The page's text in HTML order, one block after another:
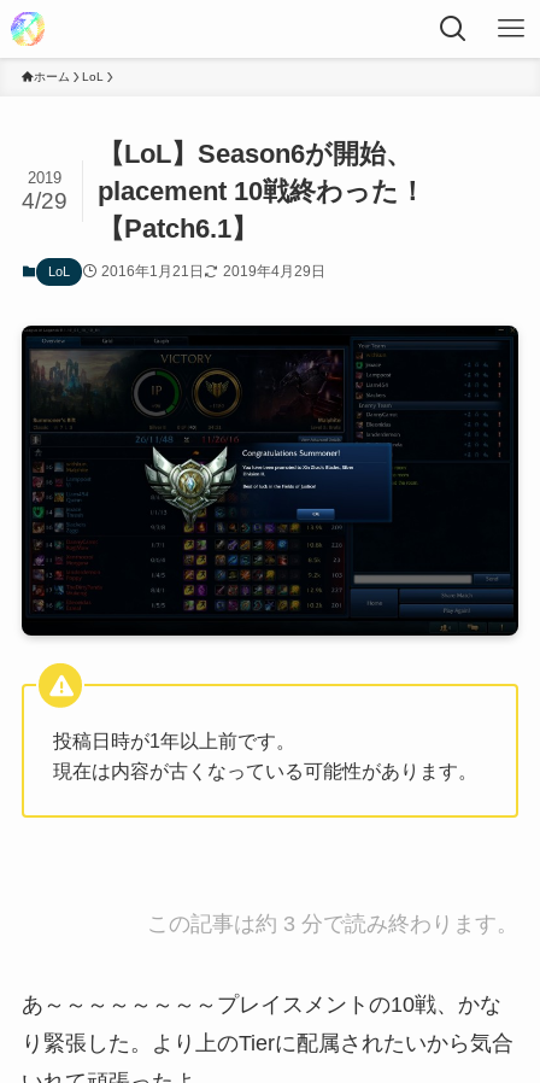
ホーム LoL
【LoL】Season6が開始、
placement 10戦終わった！
【Patch6.1】
2019
4/29
LoL 2016年1月21日 2019年4月29日
投稿日時が1年以上前です。
現在は内容が古くなっている可能性があります。
この記事は約 3 分で読み終わります。
あ～～～～～～～～プレイスメントの10戦、かな
り緊張した。より上のTierに配属されたいから気合